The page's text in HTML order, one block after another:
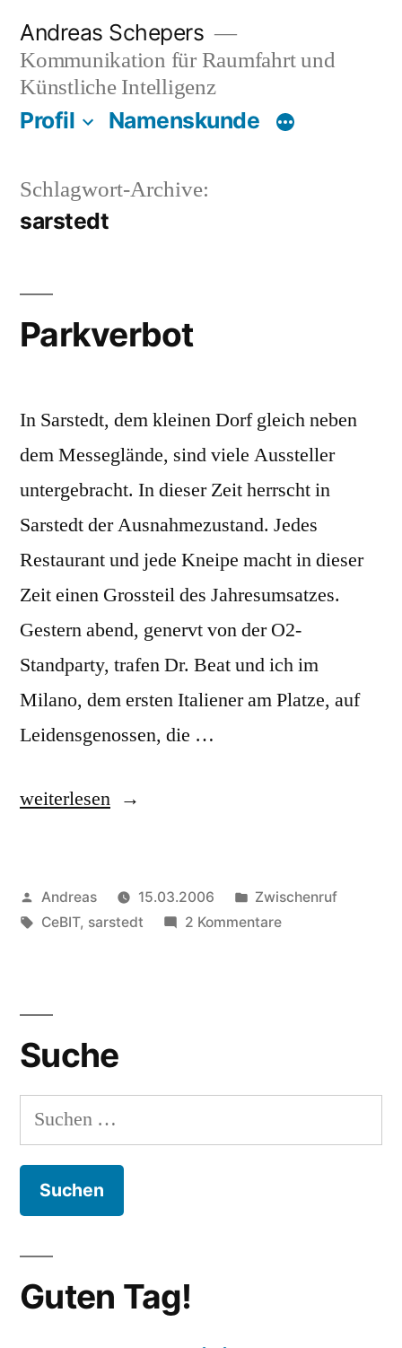
Inhalt
springen
Andreas Schepers
Kommunikation für Raumfahrt und
Künstliche Intelligenz
Profil Namenskunde
Schlagwort-Archive:
sarstedt
Parkverbot
In Sarstedt, dem kleinen Dorf gleich neben
dem Messeglände, sind viele Aussteller
untergebracht. In dieser Zeit herrscht in
Sarstedt der Ausnahmezustand. Jedes
Restaurant und jede Kneipe macht in dieser
Zeit einen Grossteil des Jahresumsatzes.
Gestern abend, genervt von der O2-
Standparty, trafen Dr. Beat und ich im
Milano, dem ersten Italiener am Platze, auf
Leidensgenossen, die …
„Parkverbot“
weiterlesen
Veröffentlicht
von
Andreas 15.03.2006
Veröffentlicht
in
Zwischenruf
Schlagwörter:
CeBIT, sarstedt 2 Kommentarezu
Suche
Suchen
nach:
Guten Tag!